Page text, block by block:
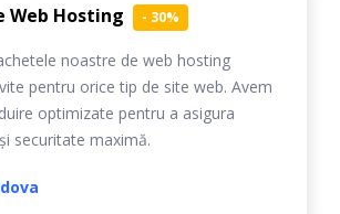
Web Hosting - 30%
noastre de web hosting
pentru orice tip de site web. Avem
optimizate pentru a asigura
securitate maximă.